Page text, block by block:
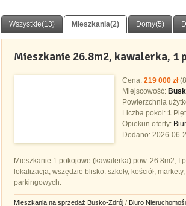
Wszystkie(13) Mieszkania(2) Domy(5)
Mieszkanie 26.8m2, kawalerka, 1
Cena: 219 000 zł(8
Miejscowość:
Powierzchnia
Liczba pokoi: 1
Opiekun oferty:
Dodano: 2026-06-
Mieszkanie 1 pokojowe (kawalerka) pow. 26.8m2, I
lokalizacja, wszędzie blisko: szkoły, kościół,
parkingowych.
Mieszkania na sprzedaż Busko-Zdrój / Biuro